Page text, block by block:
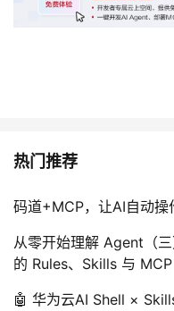
热门推荐
码道+MCP，让AI自动
从零开始理解 Agent（
的 Rules、Skills 与 MCP
🤖 华为云AI Shell ×